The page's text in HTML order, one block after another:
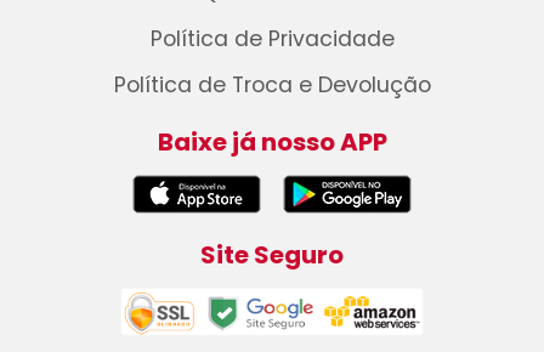
Política de Privacidade
Política de Troca e Devolução
Baixe já nosso APP
Site Seguro